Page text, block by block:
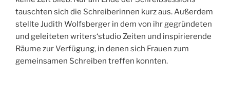
tauschten sich die Schreiberinnen kurz aus. Außerdem
stellte Judith Wolfsberger in dem von ihr gegründeten
und geleiteten writers‘studio Zeiten und inspirierende
Räume zur Verfügung, in denen sich Frauen zum
gemeinsamen Schreiben treffen konnten.